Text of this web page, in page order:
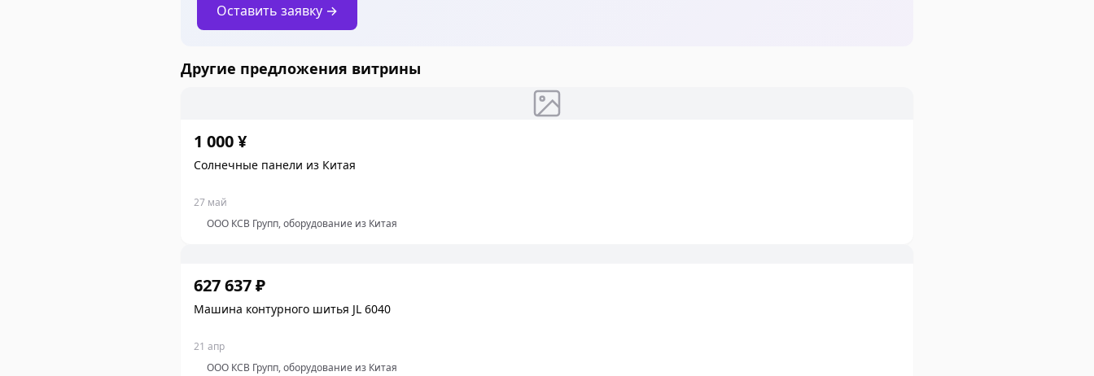
Оставить заявку →
Другие предложения витрины
1 000 ¥
Солнечные панели из Китая
27 май
ООО КСВ Групп, оборудование из Китая
627 637 ₽
Машина контурного шитья JL 6040
21 апр
ООО КСВ Групп, оборудование из Китая